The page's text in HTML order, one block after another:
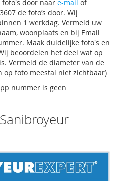
door naar e-mail of
de foto’s door. Wij
1 werkdag. Vermeld uw
woonplaats en bij Email
Maak duidelijke foto's en
beoordelen het deel wat op
Vermeld de diameter van de
op foto meestal niet zichtbaar)
nummer is geen